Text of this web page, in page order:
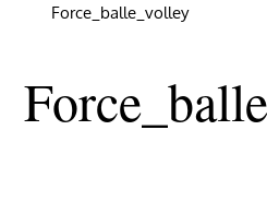
Force_balle_volley